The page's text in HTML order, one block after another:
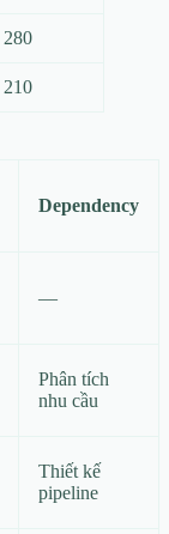
280
210
Dependency
—
Phân tích
nhu cầu
Thiết kế
pipeline